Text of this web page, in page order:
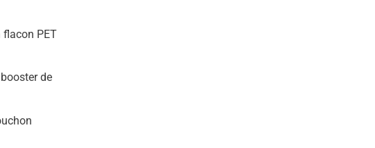
flacon PET
de